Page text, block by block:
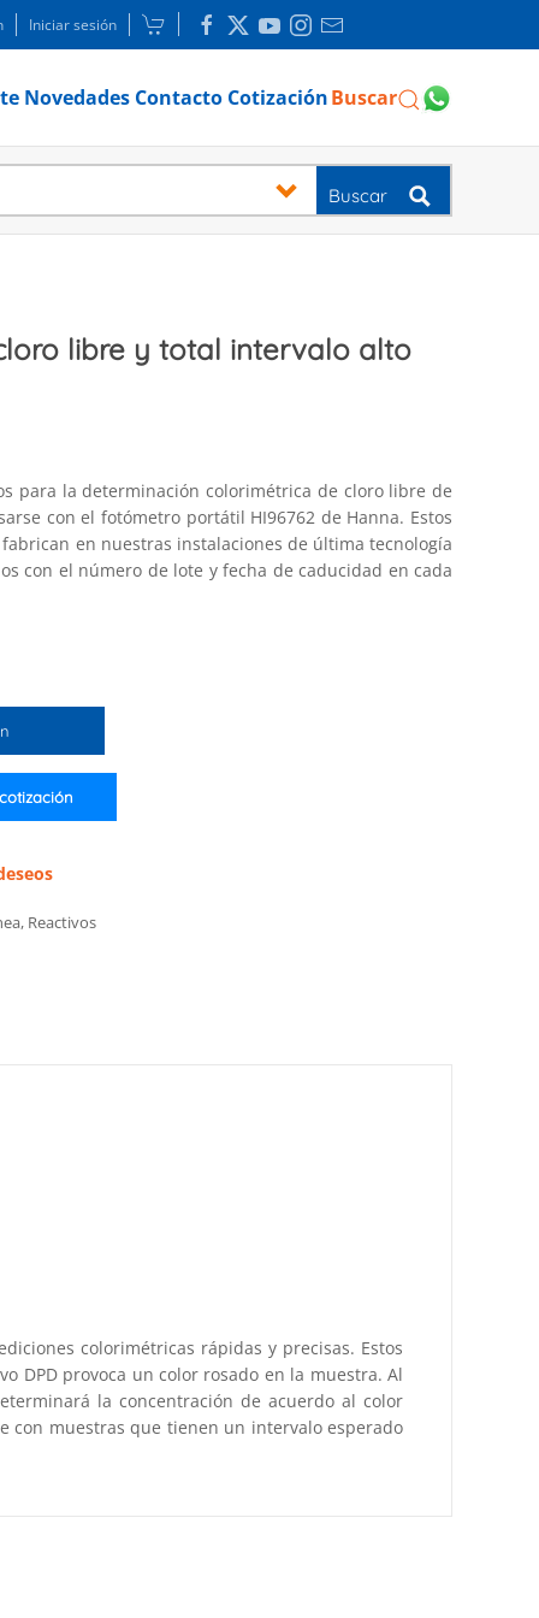
Iniciar sesión
Novedades Contacto CotizaciónBuscar
Buscar
libre y total intervalo alto
para la determinación colorimétrica de cloro libre de
con el fotómetro portátil HI96762 de Hanna. Estos
en nuestras instalaciones de última tecnología
con el número de lote y fecha de caducidad en cada
, Reactivos
colorimétricas rápidas y precisas. Estos
DPD provoca un color rosado en la muestra. Al
la concentración de acuerdo al color
con muestras que tienen un intervalo esperado